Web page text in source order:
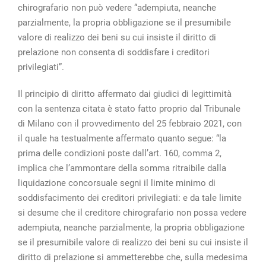
chirografario non può vedere “adempiuta, neanche
parzialmente, la propria obbligazione se il presumibile
valore di realizzo dei beni su cui insiste il diritto di
prelazione non consenta di soddisfare i creditori
privilegiati”.
Il principio di diritto affermato dai giudici di legittimità
con la sentenza citata è stato fatto proprio dal Tribunale
di Milano con il provvedimento del 25 febbraio 2021, con
il quale ha testualmente affermato quanto segue: “la
prima delle condizioni poste dall’art. 160, comma 2,
implica che l’ammontare della somma ritraibile dalla
liquidazione concorsuale segni il limite minimo di
soddisfacimento dei creditori privilegiati: e da tale limite
si desume che il creditore chirografario non possa vedere
adempiuta, neanche parzialmente, la propria obbligazione
se il presumibile valore di realizzo dei beni su cui insiste il
diritto di prelazione si ammetterebbe che, sulla medesima